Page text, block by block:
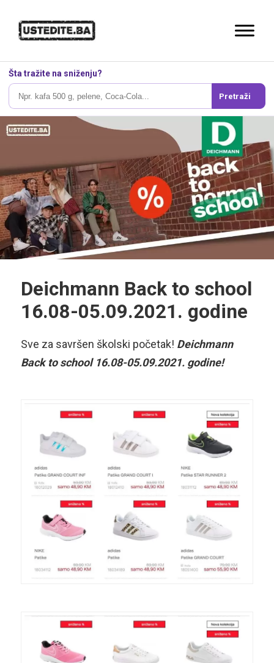
Šta tražite na sniženju?
Pretraži
Deichmann Back to school
16.08-05.09.2021. godine
Sve za savršen školski početak! Deichmann
Back to school 16.08-05.09.2021. godine!